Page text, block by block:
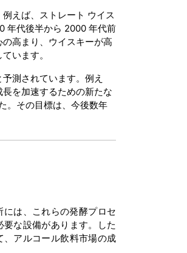
えば、ストレート ウイス
年代後半から 2000 年代前
高まり、ウイスキーが高
います。
測されています。例え
を加速するための新たな
。その目標は、今後数年
には、これらの発酵プロセ
な設備があります。した
アルコール飲料市場の成